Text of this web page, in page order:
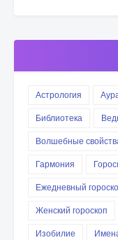
Астрология
Библиотека
Волшебные
Гармония
Ежедневный
Женский гороскоп
Изобилие